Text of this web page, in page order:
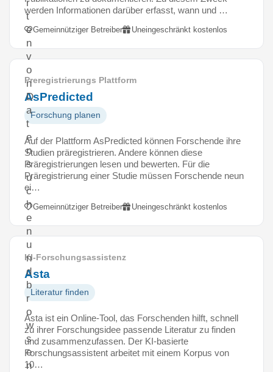
r
t
e
n
v
o
n
D
a
t
e
n
s
u
c
h
e
n
u
n
d
b
r
o
w
s
e
n
werden Informationen darüber erfasst, wann und …
Gemeinnütziger Betreiber Uneingeschränkt kostenlos
Preregistrierungs Plattform
AsPredicted
Forschung planen
Auf der Plattform AsPredicted können Forschende ihre
Studien präregistrieren. Andere können diese
Präregistrierungen lesen und bewerten. Für die
Präregistrierung einer Studie müssen Forschende neun
ei…
Gemeinnütziger Betreiber Uneingeschränkt kostenlos
KI-Forschungsassistenz
Asta
Literatur finden
Asta ist ein Online-Tool, das Forschenden hilft, schnell
zu ihrer Forschungsidee passende Literatur zu finden
und zusammenzufassen. Der KI-basierte
Forschungsassistent arbeitet mit einem Korpus von
10…